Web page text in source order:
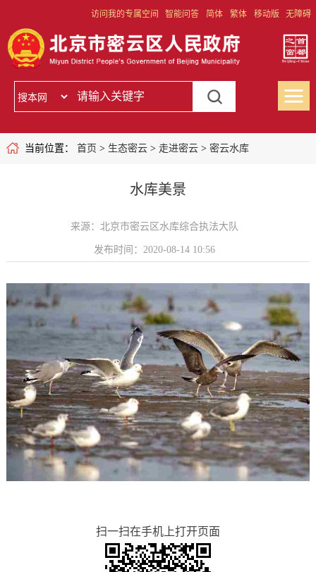
访问我的专属空间 智能问答 简体 繁体 移动版 无障碍
当前位置： 首页 > 生态密云> 走进密云> 密云水库
水库美景
来源：北京市密云区水库综合执法大队
发布时间：2020-08-14 10:56
扫一扫在手机上打开页面